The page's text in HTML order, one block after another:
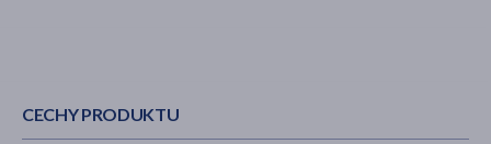
CECHY PRODUKTU